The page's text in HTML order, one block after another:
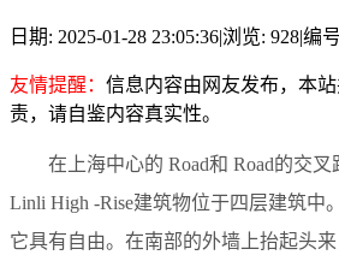
日期: 2025-01-28 23:05:36|浏览: 928|编
友情提醒： 信息内容由网友发布，本
责，请自鉴内容真实性。
在上海中心的 Road和 Road的交
Linli High -Rise建筑物位于四层建筑中
它具有自由。在南部的外墙上抬起头